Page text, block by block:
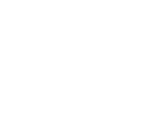
Todas las tapas se pueden
y donde se
numeroso premios. Por su
destacado que el objetivo
ello se anunciarán varias
concentrarán, sobre todo,
buscando “hacer aún más